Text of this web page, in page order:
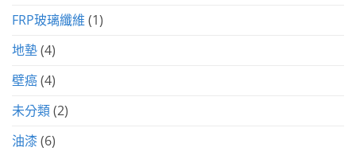
FRP玻璃纖維 (1)
地墊(4)
壁癌(4)
未分類(2)
油漆(6)